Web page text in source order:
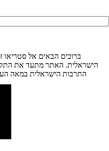
ברוכים הבאים אל סטריאו
הישראלית. האתר מתעד את
התרבות הישראלית במאה